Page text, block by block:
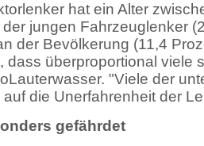
hat ein Alter
jungen Fahrzeuglenker
der Bevölkerung (11,4
dass überproportional viele
"Viele der
die Unerfahrenheit der
gefährdet